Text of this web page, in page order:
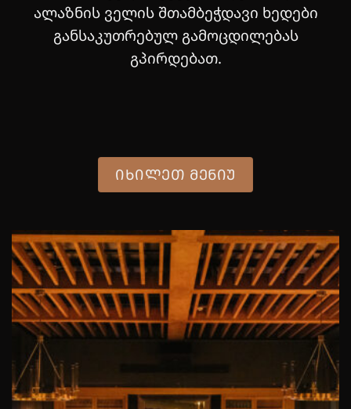
ალაზნის ველის შთამბეჭდავი ხედები
განსაკუთრებულ გამოცდილებას
გპირდებათ.
ᲘᲮᲘᲚᲔᲗ ᲛᲔᲜᲘᲣ